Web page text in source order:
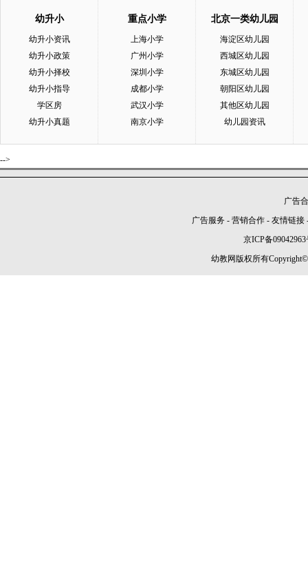
幼升小
幼升小资讯
幼升小政策
幼升小择校
幼升小指导
学区房
幼升小真题
重点小学
上海小学
广州小学
深圳小学
成都小学
武汉小学
南京小学
北京一类幼儿园
海淀区幼儿园
西城区幼儿园
东城区幼儿园
朝阳区幼儿园
其他区幼儿园
幼儿园资讯
-->
广告
广告服务 - 营销合作 - 友情链接
京ICP备09042963
幼教网版权所有